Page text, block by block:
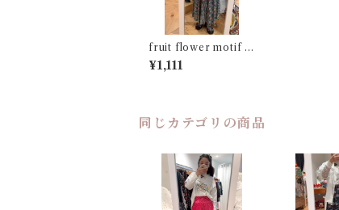
fruit flower motif gi
ngham check cotton
skirt
¥1,111
同じカテゴリの商品